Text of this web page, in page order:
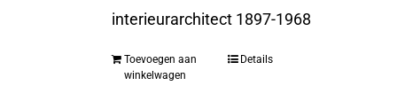
interieurarchitect 1897-1968
Toevoegen aan
winkelwagen
Details